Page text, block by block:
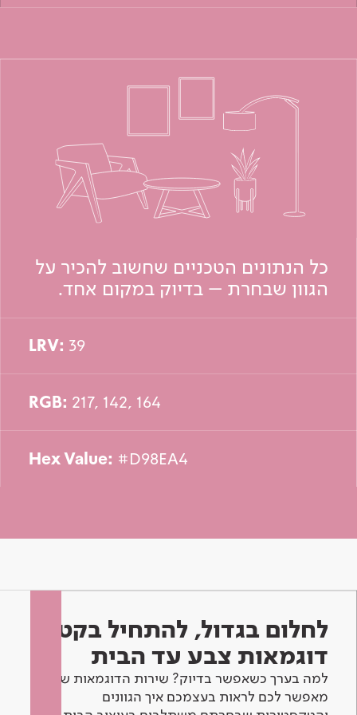
כל הנתונים הטכניים שחשוב להכיר על
הגוון שבחרת – בדיוק במקום אחד.
LRV: 39
RGB: 217, 142, 164
Hex Value: #D98EA4
לחלום בגדול, להתחיל בקטן -
דוגמאות צבע עד הבית
למה בערך כשאפשר בדיוק? שירות הדוגמאות שלנו
מאפשר לכם לראות בעצמכם איך הגוונים